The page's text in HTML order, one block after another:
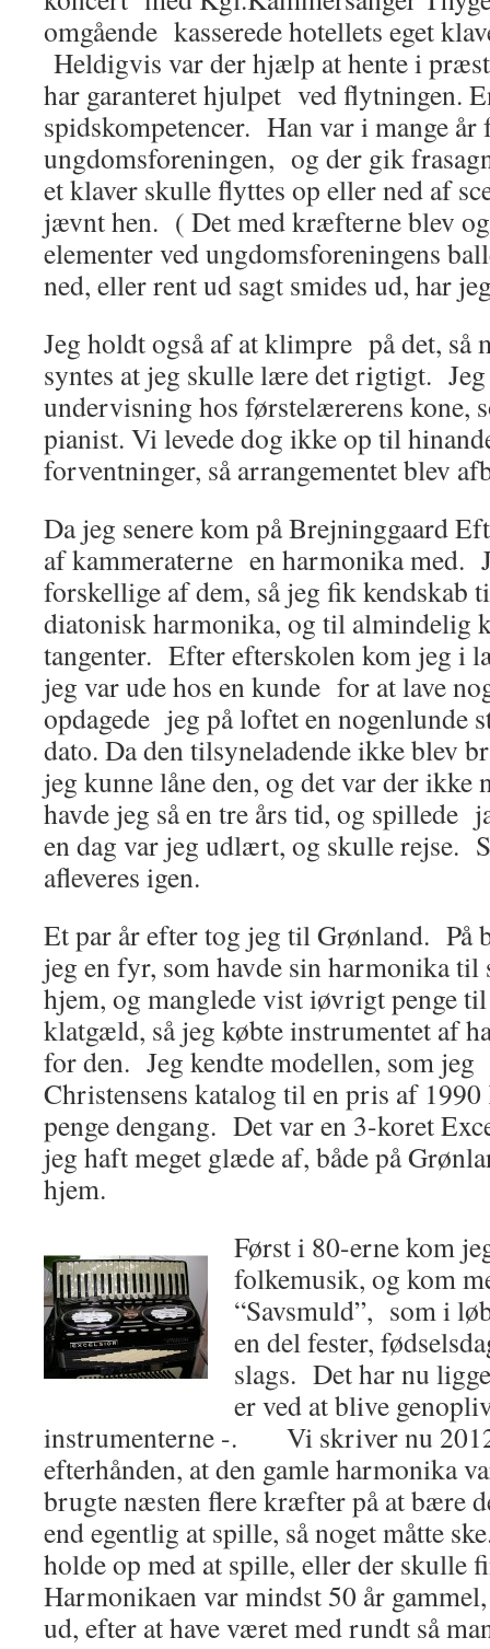
omgående kasserede hotellets eget
Heldigvis var der hjælp at hente i
har garanteret hjulpet ved flytningen.
spidskompetencer. Han var i mange
ungdomsforeningen, og der gik
et klaver skulle flyttes op eller ned af
jævnt hen. ( Det med kræfterne blev
elementer ved ungdomsforeningens
ned, eller rent ud sagt smides ud, har
Jeg holdt også af at klimpre på det, så
syntes at jeg skulle lære det rigtigt.
undervisning hos førstelærerens kone,
pianist. Vi levede dog ikke op til
forventninger, så arrangementet blev
Da jeg senere kom på Brejninggaard
af kammeraterne en harmonika med.
forskellige af dem, så jeg fik kendskab
diatonisk harmonika, og til almindelig
tangenter. Efter efterskolen kom jeg i
jeg var ude hos en kunde for at lave
opdagede jeg på loftet en nogenlunde
dato. Da den tilsyneladende ikke blev
jeg kunne låne den, og det var der ikke
havde jeg så en tre års tid, og
en dag var jeg udlært, og skulle rejse.
afleveres igen.
Et par år efter tog jeg til Grønland. På
jeg en fyr, som havde sin harmonika til
hjem, og manglede vist iøvrigt penge til
klatgæld, så jeg købte instrumentet af
for den. Jeg kendte modellen, som
Christensens katalog til en pris af
penge dengang. Det var en 3-koret
jeg haft meget glæde af, både på
hjem.
Først i 80-erne kom
folkemusik, og kom
“Savsmuld”, som i
en del fester,
slags. Det har nu
er ved at blive
instrumenterne -. Vi skriver nu
efterhånden, at den gamle harmonika
brugte næsten flere kræfter på at bære
end egentlig at spille, så noget måtte
holde op med at spille, eller der skulle
Harmonikaen var mindst 50 år
ud, efter at have været med rundt så